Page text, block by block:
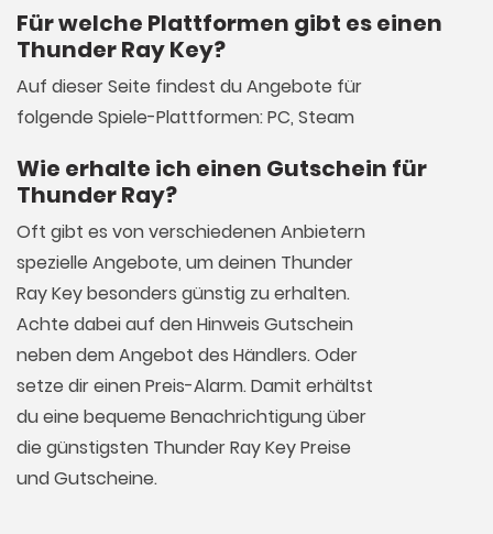
Für welche Plattformen gibt es einen
Thunder Ray Key?
Auf dieser Seite findest du Angebote für
folgende Spiele-Plattformen: PC, Steam
Wie erhalte ich einen Gutschein für
Thunder Ray?
Oft gibt es von verschiedenen Anbietern
spezielle Angebote, um deinen Thunder
Ray Key besonders günstig zu erhalten.
Achte dabei auf den Hinweis Gutschein
neben dem Angebot des Händlers. Oder
setze dir einen Preis-Alarm. Damit erhältst
du eine bequeme Benachrichtigung über
die günstigsten Thunder Ray Key Preise
und Gutscheine.